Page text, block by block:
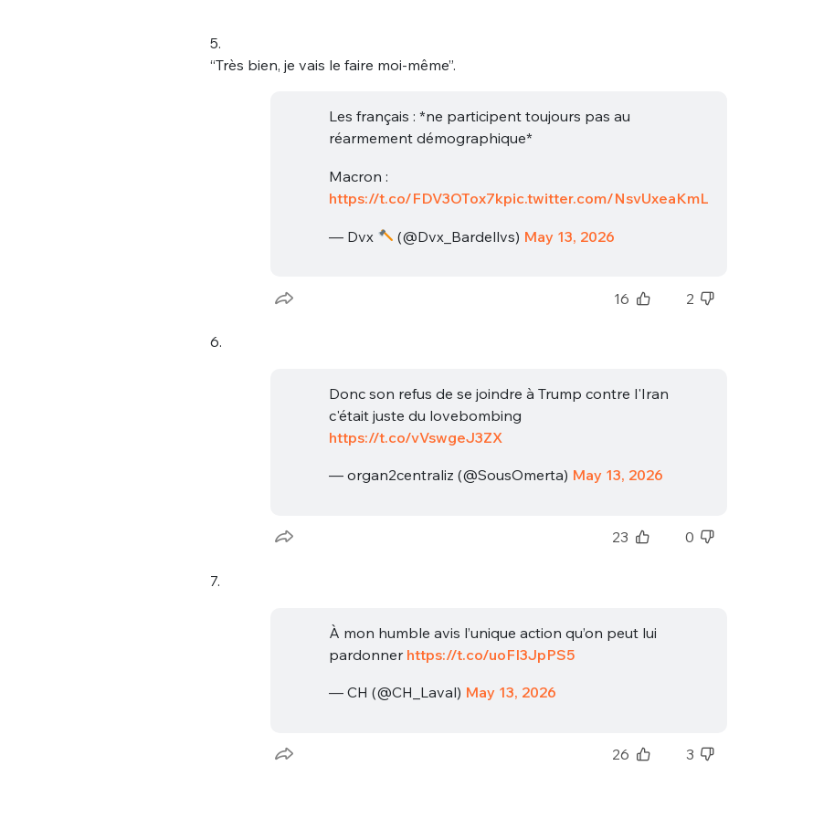
5.
“Très bien, je vais le faire moi-même”.
Les français : *ne participent toujours pas au
réarmement démographique*
Macron :
https://t.co/FDV3OTox7kpic.twitter.com/NsvUxeaKmL
— Dvx (@Dvx_Bardellvs) May 13, 2026
16 2
6.
Donc son refus de se joindre à Trump contre l'Iran
c'était juste du lovebombing
https://t.co/vVswgeJ3ZX
— organ2centraliz (@SousOmerta) May 13, 2026
23 0
7.
À mon humble avis l’unique action qu’on peut lui
pardonner https://t.co/uoFI3JpPS5
— CH (@CH_Laval) May 13, 2026
26 3